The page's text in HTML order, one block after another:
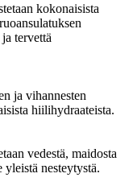
kokonaisista
tervettä
ja vihannesten
hiilihydraateista.
vedestä, maidosta
nesteytystä.